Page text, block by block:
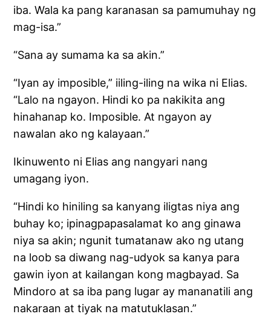
iba. Wala ka pang karanasan sa pamumuhay ng
mag-isa.”
“Sana ay sumama ka sa akin.”
“Iyan ay imposible,” iiling-iling na wika ni Elias.
“Lalo na ngayon. Hindi ko pa nakikita ang
hinahanap ko. Imposible. At ngayon ay
nawalan ako ng kalayaan.”
Ikinuwento ni Elias ang nangyari nang
umagang iyon.
“Hindi ko hiniling sa kanyang iligtas niya ang
buhay ko; ipinagpapasalamat ko ang ginawa
niya sa akin; ngunit tumatanaw ako ng utang
na loob sa diwang nag-udyok sa kanya para
gawin iyon at kailangan kong magbayad. Sa
Mindoro at sa iba pang lugar ay mananatili ang
nakaraan at tiyak na matutuklasan.”